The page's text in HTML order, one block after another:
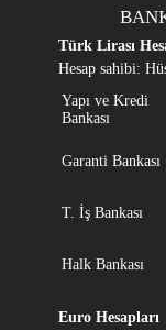
Türk Lirası
Hesap sahibi:
Yapı ve Kredi
Bankası
Garanti Bankası
T. İş Bankası
Halk Bankası
Euro Hesapları